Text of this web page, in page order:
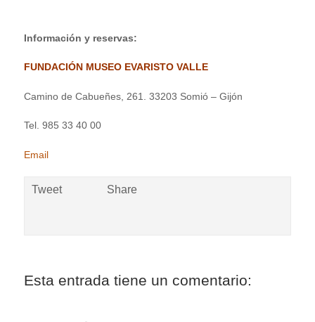
Información y reservas:
FUNDACIÓN MUSEO EVARISTO VALLE
Camino de Cabueñes, 261. 33203 Somió – Gijón
Tel. 985 33 40 00
Email
Tweet Share
Esta entrada tiene un comentario: